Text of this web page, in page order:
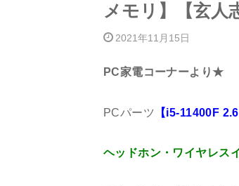
メモリ】【玄人
2021年11月15日
PC家電コーナーより★
PCパーツ 【i5-11400F
ヘッドホン・ワイヤレス